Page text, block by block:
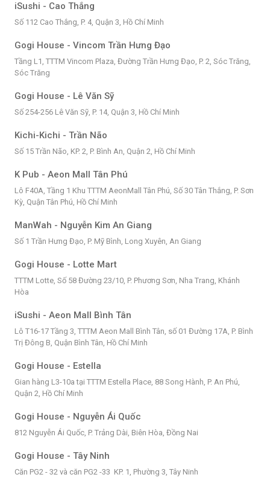
iSushi - Cao Thắng
Số 112 Cao Thắng, P. 4, Quận 3, Hồ Chí Minh
Gogi House - Vincom Trần Hưng Đạo
Tầng L1, TTTM Vincom Plaza, Đường Trần Hưng Đạo, P. 2, Sóc Trăng,
Sóc Trăng
Gogi House - Lê Văn Sỹ
Số 254-256 Lê Văn Sỹ, P. 14, Quận 3, Hồ Chí Minh
Kichi-Kichi - Trần Não
Số 15 Trần Não, KP. 2, P. Bình An, Quận 2, Hồ Chí Minh
K Pub - Aeon Mall Tân Phú
Lô F40A, Tầng 1 Khu TTTM AeonMall Tân Phú, Số 30 Tân Thắng, P. Sơn
Kỳ, Quận Tân Phú, Hồ Chí Minh
ManWah - Nguyễn Kim An Giang
Số 1 Trần Hưng Đạo, P. Mỹ Bình, Long Xuyên, An Giang
Gogi House - Lotte Mart
TTTM Lotte, Số 58 Đường 23/10, P. Phương Sơn, Nha Trang, Khánh
Hòa
iSushi - Aeon Mall Bình Tân
Lô T16-17 Tầng 3, TTTM Aeon Mall Bình Tân, số 01 Đường 17A, P. Bình
Trị Đông B, Quận Bình Tân, Hồ Chí Minh
Gogi House - Estella
Gian hàng L3-10a tại TTTM Estella Place, 88 Song Hành, P. An Phú,
Quận 2, Hồ Chí Minh
Gogi House - Nguyễn Ái Quốc
812 Nguyễn Ái Quốc, P. Trảng Dài, Biên Hòa, Đồng Nai
Gogi House - Tây Ninh
Căn PG2 - 32 và căn PG2 -33 KP. 1, Phường 3, Tây Ninh